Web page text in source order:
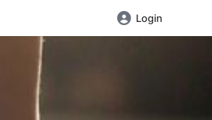
Login